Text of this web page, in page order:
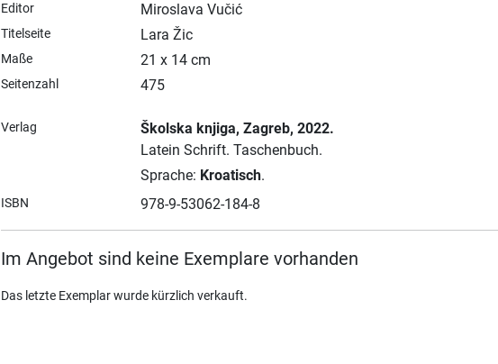
Editor Miroslava Vučić
Titelseite Lara Žic
Maße 21 x 14 cm
Seitenzahl 475
Verlag Školska knjiga, Zagreb, 2022.
Latein Schrift. Taschenbuch.
Sprache: Kroatisch.
ISBN 978-9-53062-184-8
Im Angebot sind keine Exemplare vorhanden
Das letzte Exemplar wurde kürzlich verkauft.